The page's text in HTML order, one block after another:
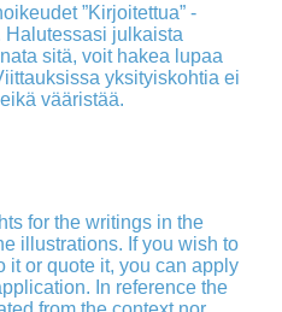
”Kirjoitettua” -
julkaista
sitä, voit hakea lupaa
yksityiskohtia ei
vääristää.
for the writings in the
illustrations. If you wish to
it or quote it, you can apply
In reference the